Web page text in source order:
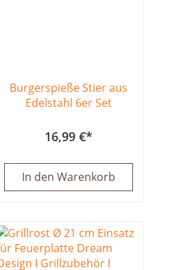
Burgerspieße Stier aus
Edelstahl 6er Set
16,99 €
In den Warenkorb